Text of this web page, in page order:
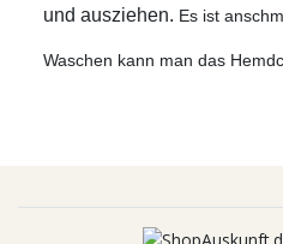
und ausziehen. Es ist
Waschen kann man das